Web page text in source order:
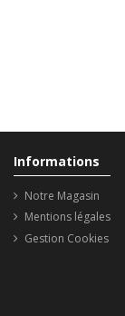
Informations
Notre Magasin
Mentions légales
Gestion Cookies